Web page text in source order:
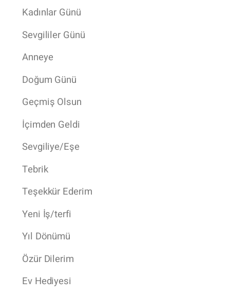
Kadınlar Günü
Sevgililer Günü
Anneye
Doğum Günü
Geçmiş Olsun
İçimden Geldi
Sevgiliye/Eşe
Tebrik
Teşekkür Ederim
Yeni İş/terfi
Yıl Dönümü
Özür Dilerim
Ev Hediyesi